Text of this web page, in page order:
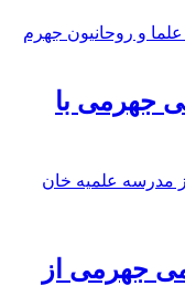
جهرمی با
جهرمی از